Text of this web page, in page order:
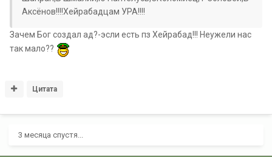
Аксёнов!!!!Хейрабадцам УРА!!!!
Зачем Бог создал ад?-эсли есть пз Хейрабад!!! Неужели нас
так мало??
Цитата
3 месяца спустя...